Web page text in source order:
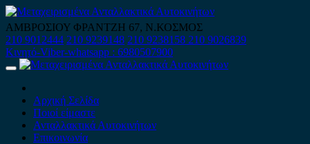
Skip
to
content
ΑΜΒΡΟΣΙΟΥ ΦΡΑΝΤΖΗ 67, Ν.ΚΟΣΜΟΣ
210 9012444 210 9239148 210 9238158 210 9026839
Κινητό-Viber-whatsapp : 6980507900
Primary
Αρχική Σελίδα
Ποιοί είμαστε
Ανταλλακτικά Αυτοκινήτων
Επικοινωνία